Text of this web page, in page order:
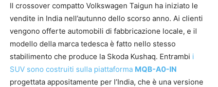
Il crossover compatto Volkswagen Taigun ha iniziato le
vendite in India nell’autunno dello scorso anno. Ai clienti
vengono offerte automobili di fabbricazione locale, e il
modello della marca tedesca è fatto nello stesso
stabilimento che produce la Skoda Kushaq. Entrambi i
SUV sono costruiti sulla piattaforma MQB-A0-IN
progettata appositamente per l’India, che è una versione